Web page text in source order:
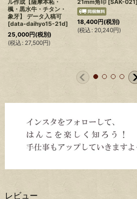
ル作成【薩摩本柘・
楓・黒水牛・チタン・
象牙】 データ入稿可
[data-daihyo15-21d]
25,000円(税別)
(税込 : 27,500円)
21mm角印 [SAK-021]
18,400円(税別)
(税込 : 20,240円)
レビュー